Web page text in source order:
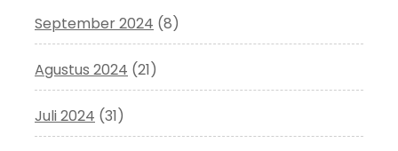
September 2024 (8)
Agustus 2024 (21)
Juli 2024 (31)